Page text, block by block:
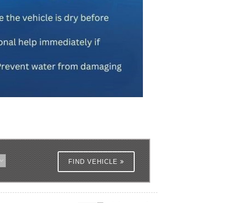
FIND VEHICLE